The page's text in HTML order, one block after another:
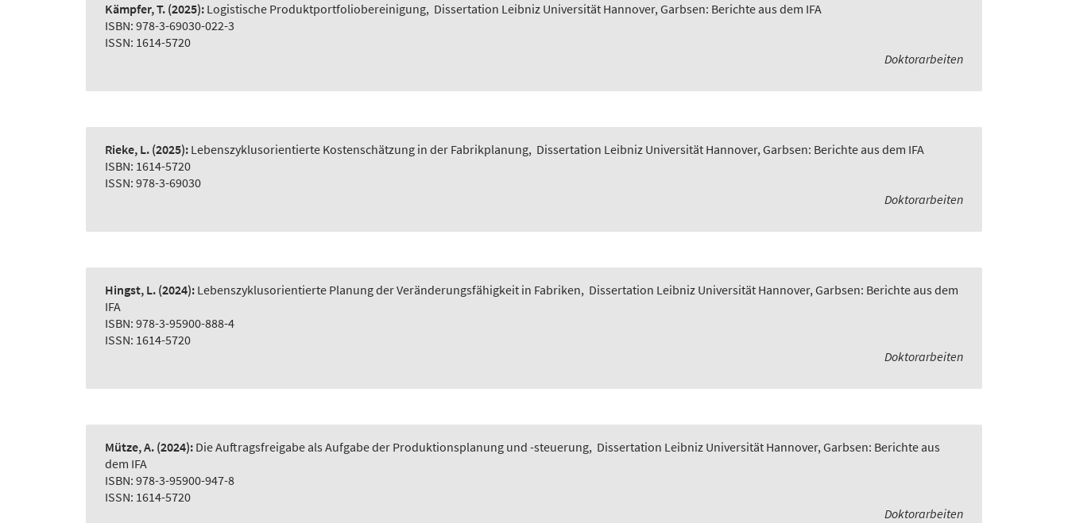
Kämpfer, T. (2025): Logistische Produktportfoliobereinigung, Dissertation Leibniz Universität Hannover, Garbsen: Berichte aus dem IFA
ISBN: 978-3-69030-022-3
ISSN: 1614-5720
Doktorarbeiten
Rieke, L. (2025): Lebenszyklusorientierte Kostenschätzung in der Fabrikplanung, Dissertation Leibniz Universität Hannover, Garbsen: Berichte aus dem IFA
ISBN: 1614-5720
ISSN: 978-3-69030
Doktorarbeiten
Hingst, L. (2024): Lebenszyklusorientierte Planung der Veränderungsfähigkeit in Fabriken, Dissertation Leibniz Universität Hannover, Garbsen: Berichte aus dem
IFA
ISBN: 978-3-95900-888-4
ISSN: 1614-5720
Doktorarbeiten
Mütze, A. (2024): Die Auftragsfreigabe als Aufgabe der Produktionsplanung und -steuerung, Dissertation Leibniz Universität Hannover, Garbsen: Berichte aus
dem IFA
ISBN: 978-3-95900-947-8
ISSN: 1614-5720
Doktorarbeiten